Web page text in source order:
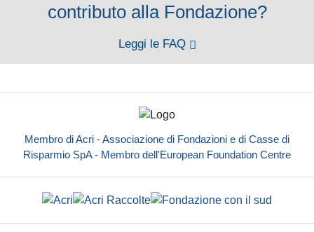
contributo alla Fondazione?
Leggi le FAQ
Membro di Acri - Associazione di Fondazioni e di Casse di
Risparmio SpA - Membro dell'European Foundation Centre